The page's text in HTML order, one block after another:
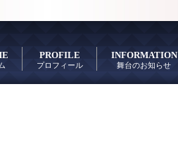
PROFILE
プロフィール
INFORMATION
舞台のお知らせ